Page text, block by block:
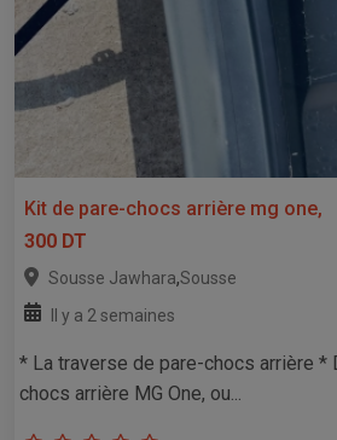
Kit de pare-chocs arrière mg one,
300 DT
Sousse Jawhara,Sousse
Il y a 2 semaines
* La traverse de pare-chocs arrière *
chocs arrière MG One, ou...